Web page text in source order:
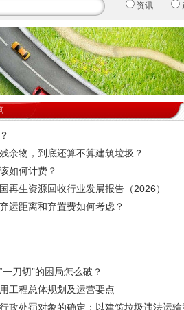
资讯
余物，到底还算不算建筑垃圾？
如何计费？
再生资源回收行业发展报告（2026）
运距离和弃置费如何考虑？
刀切”的困局怎么破？
工程总体规划及运营要点
政处罚对象的确定：以建筑垃圾违法运输